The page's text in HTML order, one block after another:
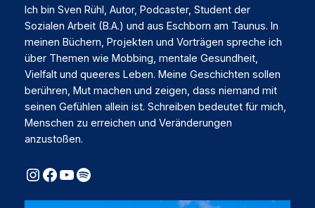
Ich bin Sven Rühl, Autor, Podcaster, Student der
Sozialen Arbeit (B.A.) und aus Eschborn am Taunus. In
meinen Büchern, Projekten und Vorträgen spreche ich
über Themen wie Mobbing, mentale Gesundheit,
Vielfalt und queeres Leben. Meine Geschichten sollen
berühren, Mut machen und zeigen, dass niemand mit
seinen Gefühlen allein ist. Schreiben bedeutet für mich,
Menschen zu erreichen und Veränderungen
anzustoßen.
InstagramFacebook YouTube Spotify